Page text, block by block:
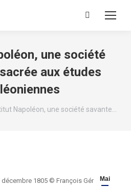
une société
aux études
Napoléon, une société savante…
Mai
1805 © François Gérard.